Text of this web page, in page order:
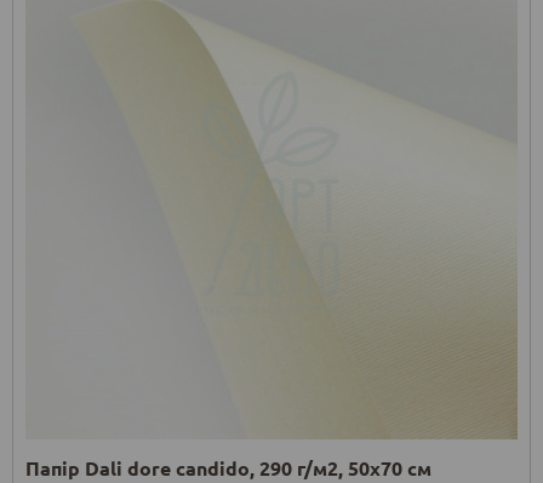
Папір Dali dore candido, 290 г/м2, 50х70 см